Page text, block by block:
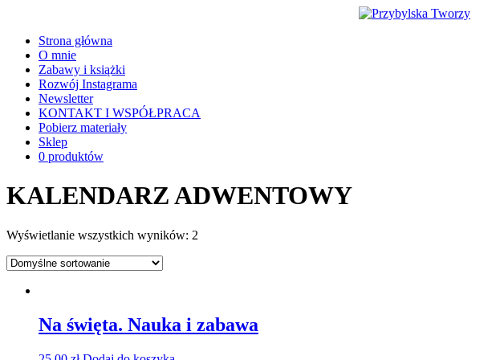
Strona główna
O mnie
Zabawy i książki
Rozwój Instagrama
Newsletter
KONTAKT I WSPÓŁPRACA
Pobierz materiały
Sklep
0 produktów
KALENDARZ ADWENTOWY
Wyświetlanie wszystkich wyników: 2
Na święta. Nauka i zabawa